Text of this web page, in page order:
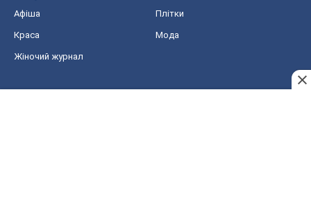
Афіша Плітки
Краса Мода
Жіночий журнал